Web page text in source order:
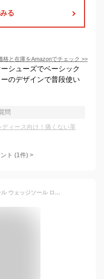
る
格と在庫をAmazonでチェック >>
シューズでベーシック
のデザインで普段使い
問
ィース向け！痛くない革
ト (1件) >
[XYJP] リボン パンプス 3CM ヒール ウェッジソール ローファー レディース 痛くない 疲れない 厚底 カジュアルシューズ 美脚 オシャレ 大きいサイズ クッション コンフォート 24.0cm 妊婦 大人 履き心地 黒